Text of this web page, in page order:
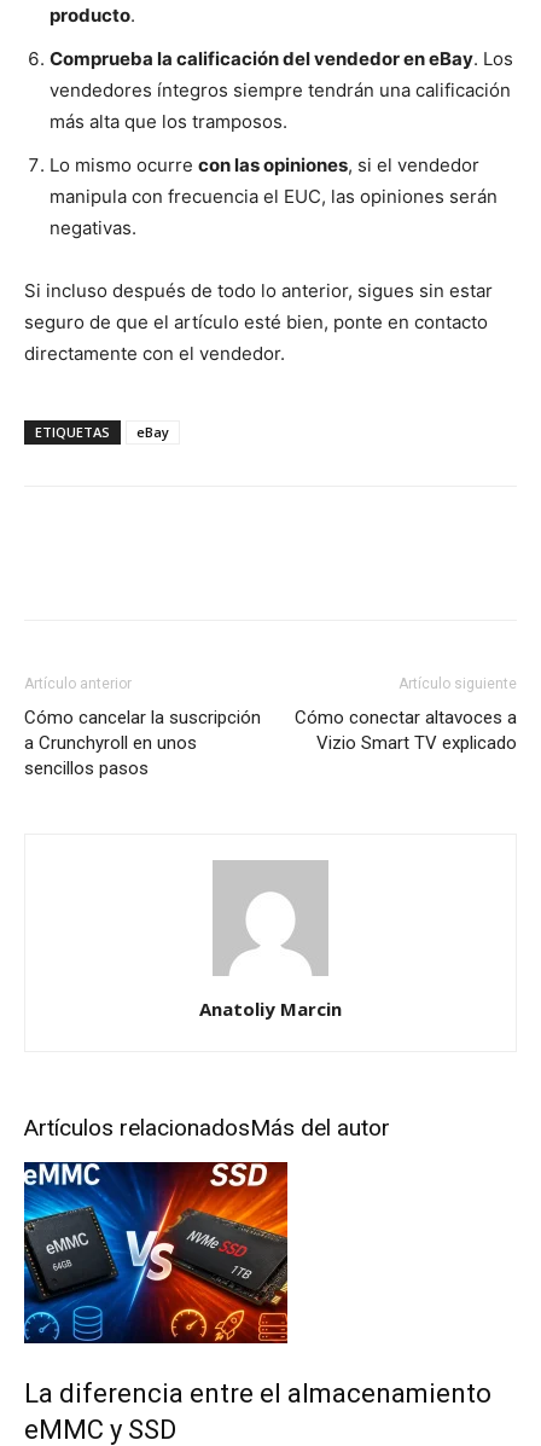
producto.
Comprueba la calificación del vendedor en eBay. Los
vendedores íntegros siempre tendrán una calificación
más alta que los tramposos.
Lo mismo ocurre con las opiniones, si el vendedor
manipula con frecuencia el EUC, las opiniones serán
negativas.
Si incluso después de todo lo anterior, sigues sin estar
seguro de que el artículo esté bien, ponte en contacto
directamente con el vendedor.
ETIQUETAS eBay
Artículo anterior
Cómo cancelar la suscripción
a Crunchyroll en unos
sencillos pasos
Artículo siguiente
Cómo conectar altavoces a
Vizio Smart TV explicado
Anatoliy Marcin
Artículos relacionadosMás del autor
La diferencia entre el almacenamiento
eMMC y SSD